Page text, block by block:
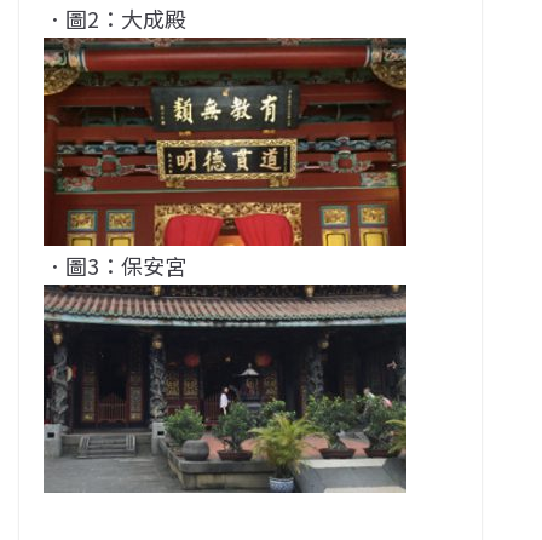
．圖2：大成殿
．圖3：保安宮